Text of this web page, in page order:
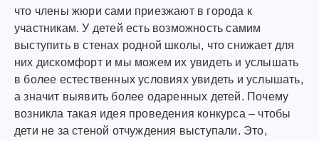
что члены жюри сами приезжают в города к
участникам. У детей есть возможность самим
выступить в стенах родной школы, что снижает для
них дискомфорт и мы можем их увидеть и услышать
в более естественных условиях увидеть и услышать,
а значит выявить более одаренных детей. Почему
возникла такая идея проведения конкурса – чтобы
дети не за стеной отчуждения выступали. Это,